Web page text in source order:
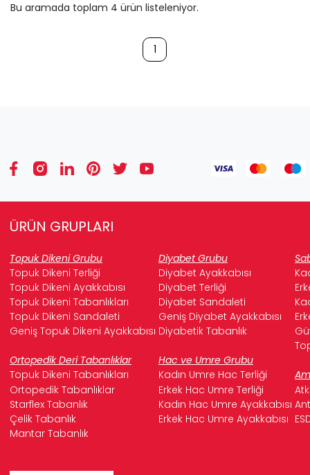
Bu aramada toplam 4 ürün listeleniyor.
1
ÜRÜN GRUPLARI
Topuk Dikeni Grubu Diyabet Grubu
Topuk Dikeni Terliği
Diyabet Ayakkabısı
Topuk Dikeni Ayakkabısı
Diyabet Terliği
Topuk Dikeni Tabanlıkları
Diyabet Sandaleti
Topuk Dikeni Sandaleti
Geniş Diyabet Ayakkabısı
Geniş Topuk Dikeni Ayakkabısı Diyabetik Tabanlık
Ortopedik Deri Tabanlıklar
Hac ve Umre Grubu
Topuk Dikeni Tabanlıkları
Kadın Umre Hac Terliği
Ortopedik Tabanlıklar
Erkek Hac Umre Terliği
Starflex Tabanlık
Kadın Hac Umre Ayakkabısı
Çelik Tabanlık
Erkek Hac Umre Ayakkabısı
Mantar Tabanlık